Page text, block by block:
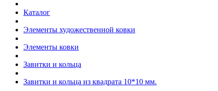
Каталог
Элементы художественной ковки
Элементы ковки
Завитки и кольца
Завитки и кольца из квадрата 10*10 мм.